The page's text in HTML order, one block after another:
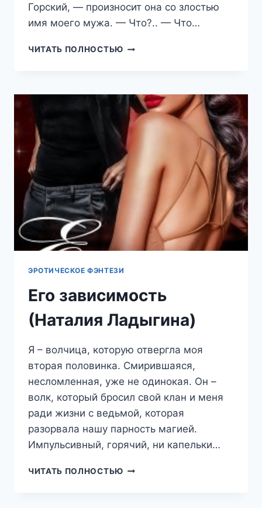
Горский, — произносит она со злостью
имя моего мужа. — Что?.. — Что…
ЧИТАТЬ ПОЛНОСТЬЮ ТЫ
(НАТАЛИЯ
ЛАДЫГИНА)
ЭРОТИЧЕСКОЕ ФЭНТЕЗИ
Его зависимость
(Наталия Ладыгина)
Я – волчица, которую отвергла моя
вторая половинка. Смирившаяся,
несломленная, уже не одинокая. Он –
волк, который бросил свой клан и меня
ради жизни с ведьмой, которая
разорвала нашу парность магией.
Импульсивный, горячий, ни капельки…
ЧИТАТЬ ПОЛНОСТЬЮ ЕГО